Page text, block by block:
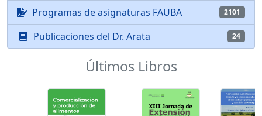
Programas de asignaturas FAUBA 2101
Publicaciones del Dr. Arata 24
Últimos Libros